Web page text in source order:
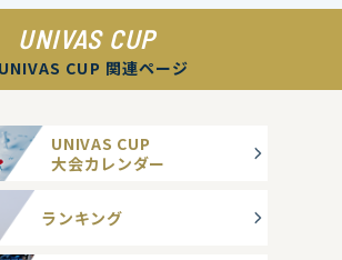
UNIVAS CUP
UNIVAS CUP 関連ページ
UNIVAS CUP
大会カレンダー
ランキング